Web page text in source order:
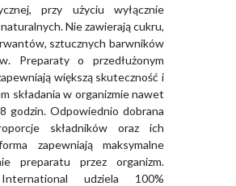
przy użyciu wyłącznie
Nie zawierają cukru,
sztucznych barwników
Preparaty o przedłużonym
większą skuteczność i
składania w organizmie nawet
godzin. Odpowiednio dobrana
składników oraz ich
zapewniają maksymalne
preparatu przez organizm.
udziela 100%